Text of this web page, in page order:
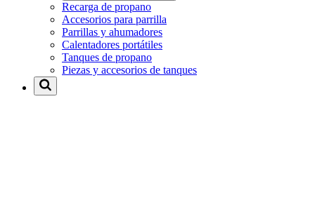
Recarga de propano
Accesorios para parrilla
Parrillas y ahumadores
Calentadores portátiles
Tanques de propano
Piezas y accesorios de tanques